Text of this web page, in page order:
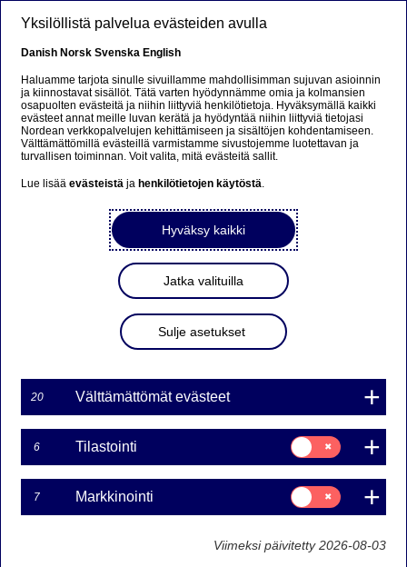
Ursäkta...
Den här sidan finns tyvärr inte på svenska.
Stanna kvar på sidan|Gå till en relaterad sida på
MARKKINATAKAUS
WARRANTILLE TMEO7O
29NDS3 ON PÄÄTTYNYT
16-03-2017 11:37
Nordea Bank Ab (publ):n liikkeeseenlaskeman Turbo-
warrantin markkinatakaus on päättynyt kohde-etuuden
hinnan saavutettua Turbo-warrantin knock-out tason.
Yksilöllistä palvelua evästeiden avulla
Danish Norsk Svenska English
Haluamme tarjota sinulle sivuillamme mahdollisimman sujuvan asioinnin
ja kiinnostavat sisällöt. Tätä varten hyödynnämme omia ja kolmansien
osapuolten evästeitä ja niihin liittyviä henkilötietoja. Hyväksymällä kaikki
evästeet annat meille luvan kerätä ja hyödyntää niihin liittyviä tietojasi
Nordean verkkopalvelujen kehittämiseen ja sisältöjen kohdentamiseen.
Välttämättömillä evästeillä varmistamme sivustojemme luotettavan ja
turvallisen toiminnan. Voit valita, mitä evästeitä sallit.
Lue lisääevästeistä ja henkilötietojen käytöstä.
Hyväksy kaikki
Jatka valituilla
Sulje asetukset
20 Välttämättömät evästeet
6 Tilastointi
Suostumusvalinta:
Tilastointi
7 Markkinointi
Suostumusvalinta:
Markkinointi
Viimeksi päivitetty 2026-08-03